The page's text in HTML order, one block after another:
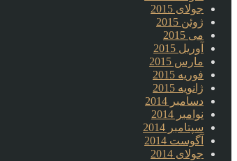
جولای 2015
ژوئن 2015
می 2015
آوریل 2015
مارس 2015
فوریه 2015
ژانویه 2015
دسامبر 2014
نوامبر 2014
سپتامبر 2014
آگوست 2014
جولای 2014